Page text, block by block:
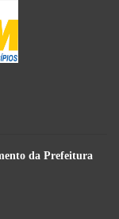
da Prefeitura